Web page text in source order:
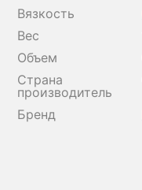
Вязкость
Вес
Объем
Страна
производитель
Бренд